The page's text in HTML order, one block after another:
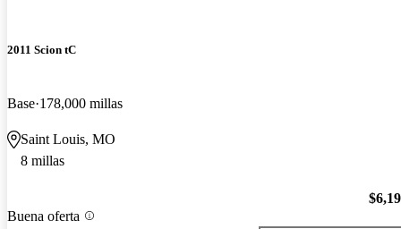
2011 Scion tC
Base 178,000 millas
Saint Louis, MO
8 millas
Buena oferta